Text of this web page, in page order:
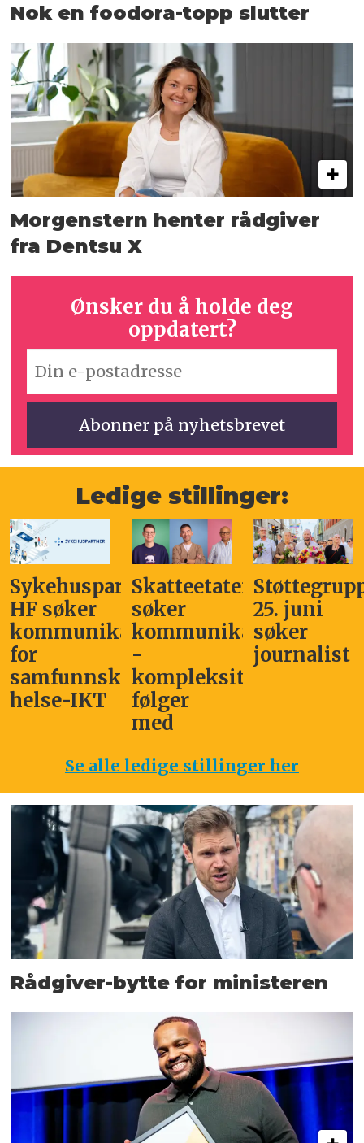
Nok en foodora-topp slutter
Morgenstern henter rådgiver
fra Dentsu X
Ønsker du å holde deg
oppdatert?
Ledige stillinger:
Sykehuspartner
HF søker
kommunikasjonssjef
for
samfunnskritisk
helse-IKT
Skatteetaten
søker
kommunikasjonsleder
-
kompleksitet
følger
med
25. juni
søker
journalist
Se alle ledige stillinger her
Rådgiver-bytte for ministeren